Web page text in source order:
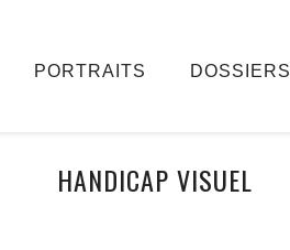
PORTRAITS DOSSIERS
HANDICAP VISUEL